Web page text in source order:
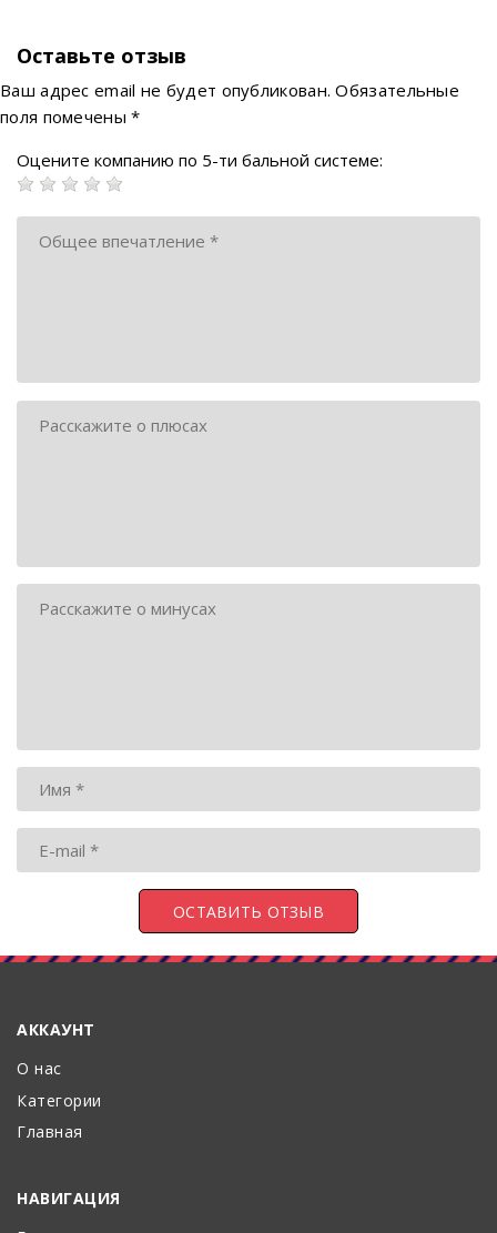
Оставьте отзыв
Ваш адрес email не будет опубликован. Обязательные
поля помечены*
Оцените компанию по 5-ти бальной системе:
АККАУНТ
О нас
Категории
Главная
НАВИГАЦИЯ